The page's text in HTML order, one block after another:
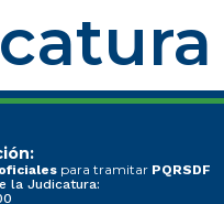
para tramitar PQRSDF
la Judicatura: